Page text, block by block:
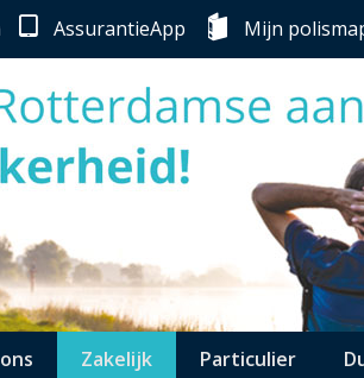
AssurantieApp Mijn
Zakelijk Particulier